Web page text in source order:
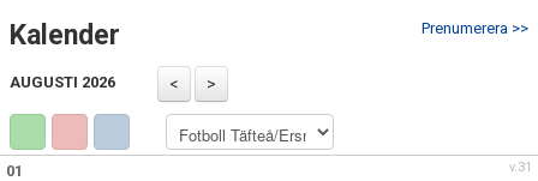
KONTAKT
Prenumerera >>
Kalender
AUGUSTI 2026
v.31
01